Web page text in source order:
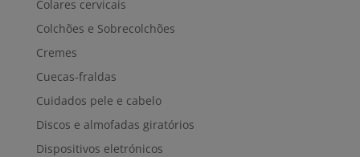
Colares cervicais
Colchões e Sobrecolchões
Cremes
Cuecas-fraldas
Cuidados pele e cabelo
Discos e almofadas giratórios
Dispositivos eletrónicos